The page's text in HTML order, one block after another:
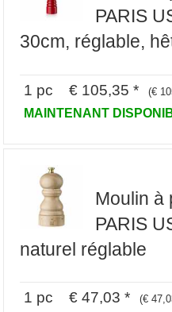
PARIS
30cm, réglable,
1 pc € 105,35 * (€
MAINTENANT
Moulin à
PARIS
naturel réglable
1 pc € 47,03 * (€